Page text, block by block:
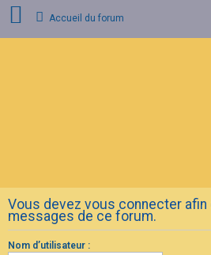
I
n
s
c
Accueil du forum
Vous devez vous connecter
messages de ce forum.
Nom d’utilisateur :